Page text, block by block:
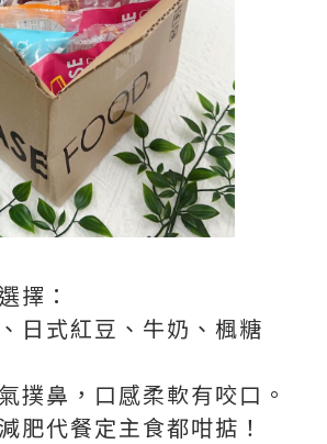
擇：
日式紅豆、牛奶、楓糖
撲鼻，口感柔軟有咬口。
肥代餐定主食都咁掂！